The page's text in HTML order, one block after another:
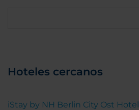
Hoteles cercanos
iStay by NH Berlin City Ost Hotel